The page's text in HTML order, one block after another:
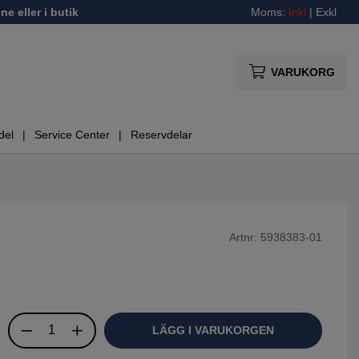
eller i butik Moms: Inkl | Exkl
VARUKORG
Service Center Reservdelar
Artnr: 5938383-01
LÄGG I VARUKORGEN